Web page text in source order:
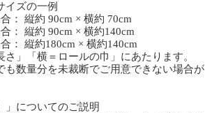
イズの一例
縦約 90cm × 横約 70cm
縦約 90cm × 横約140cm
縦約180cm × 横約140cm
」「横＝ロールの巾」にあたります。
数量分を未裁断でご用意できない場合が
についてのご説明